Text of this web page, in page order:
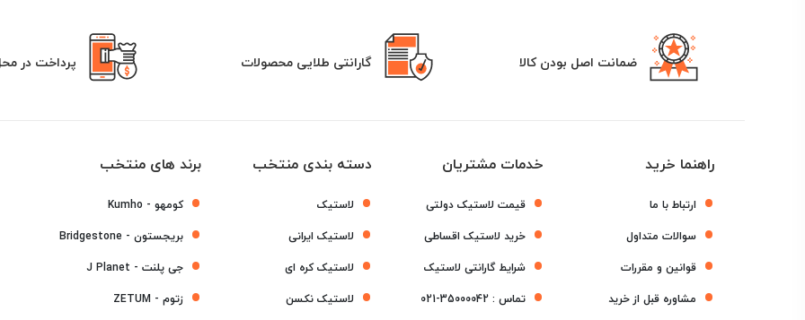
ضمانت اصل بودن کالا گارانتی طلایی محصولات پرداخت در
راهنما خرید
ارتباط با ما
سوالات متداول
قوانین و مقررات
مشاوره قبل از خرید
خدمات مشتریان
قیمت لاستیک دولتی
خرید لاستیک اقساطی
شرایط گارانتی لاستیک
تماس :021-35000042
دسته بندی منتخب
لاستیک
لاستیک ایرانی
لاستیک کره ای
لاستیک نکسن
برند های منتخب
کومهو - Kumho
بریجستون - Bridgestone
جی پلنت - J Planet
زتوم - ZETUM